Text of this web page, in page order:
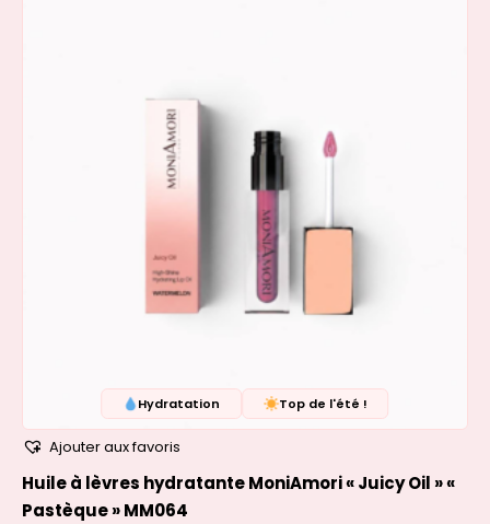
Hydratation Top de l'été !
Ajouter aux favoris
Huile à lèvres hydratante MoniAmori « Juicy Oil » «
Pastèque » MM064